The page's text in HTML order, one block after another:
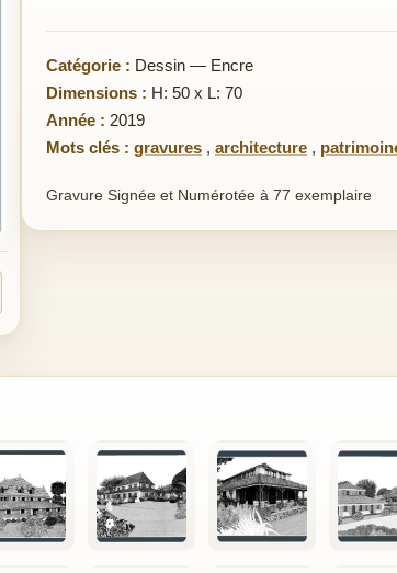
Catégorie : Dessin — Encre
Dimensions : H: 50 x L: 70
Année : 2019
Mots clés : gravures , architecture ,
Gravure Signée et Numérotée à 77 exemplaire